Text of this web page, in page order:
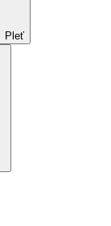
Pleť